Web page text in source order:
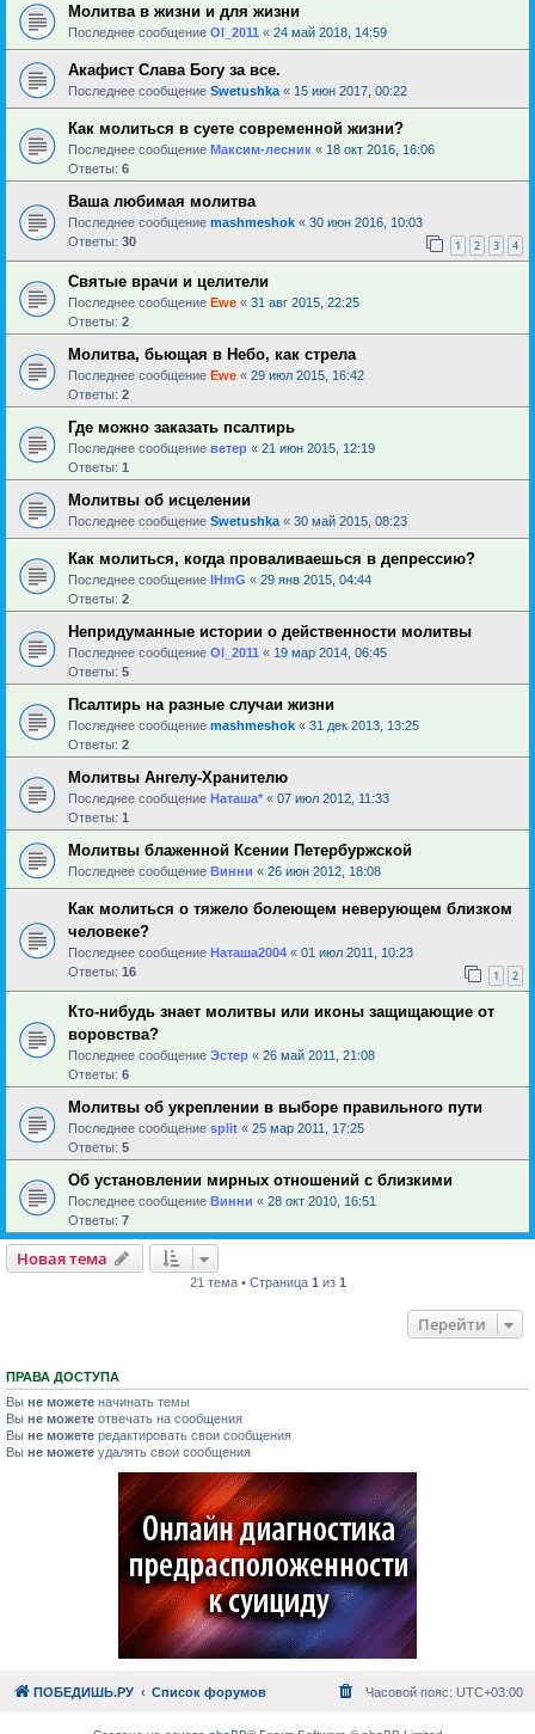
Молитва в жизни и для жизни
Последнее сообщение Ol_2011 « 24 май 2018, 14:59
Акафист Слава Богу за все.
Последнее сообщение Swetushka « 15 июн 2017, 00:22
Как молиться в суете современной жизни?
Последнее сообщение Максим-лесник « 18 окт 2016, 16:06
Ответы: 6
Ваша любимая молитва
Последнее сообщение mashmeshok « 30 июн 2016, 10:03
Ответы: 30 1 2 3 4
Святые врачи и целители
Последнее сообщение Ewe « 31 авг 2015, 22:25
Ответы: 2
Молитва, бьющая в Небо, как стрела
Последнее сообщение Ewe « 29 июл 2015, 16:42
Ответы: 2
Где можно заказать псалтирь
Последнее сообщение ветер « 21 июн 2015, 12:19
Ответы: 1
Молитвы об исцелении
Последнее сообщение Swetushka « 30 май 2015, 08:23
Как молиться, когда проваливаешься в депрессию?
Последнее сообщение IHmG « 29 янв 2015, 04:44
Ответы: 2
Непридуманные истории о действенности молитвы
Последнее сообщение Ol_2011 « 19 мар 2014, 06:45
Ответы: 5
Псалтирь на разные случаи жизни
Последнее сообщение mashmeshok « 31 дек 2013, 13:25
Ответы: 2
Молитвы Ангелу-Хранителю
Последнее сообщение Наташа* « 07 июл 2012, 11:33
Ответы: 1
Молитвы блаженной Ксении Петербуржской
Последнее сообщение Винни « 26 июн 2012, 18:08
Как молиться о тяжело болеющем неверующем близком
человеке?
Последнее сообщение Наташа2004 « 01 июл 2011, 10:23
Ответы: 16 1 2
Кто-нибудь знает молитвы или иконы защищающие от
воровства?
Последнее сообщение Эстер « 26 май 2011, 21:08
Ответы: 6
Молитвы об укреплении в выборе правильного пути
Последнее сообщение sрlit « 25 мар 2011, 17:25
Ответы: 5
Об установлении мирных отношений с близкими
Последнее сообщение Винни « 28 окт 2010, 16:51
Ответы: 7
Новая тема
21 тема • Страница 1 из 1
Перейти
ПРАВА ДОСТУПА
Вы не можете начинать темы
Вы не можете отвечать на сообщения
Вы не можете редактировать свои сообщения
Вы не можете удалять свои сообщения
ПОБЕДИШЬ.РУ Список форумов Часовой пояс: UTC+03:00